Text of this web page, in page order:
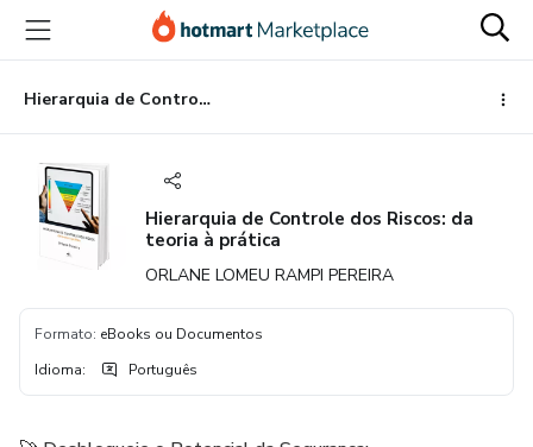
para
conteúdo
principal
para
pagamento
para
rodapé
Hierarquia de Controle dos Riscos: da teoria à prática
Hierarquia de Controle dos Riscos: da
teoria à prática
ORLANE LOMEU RAMPI PEREIRA
Formato: eBooks ou Documentos
Idioma: Português